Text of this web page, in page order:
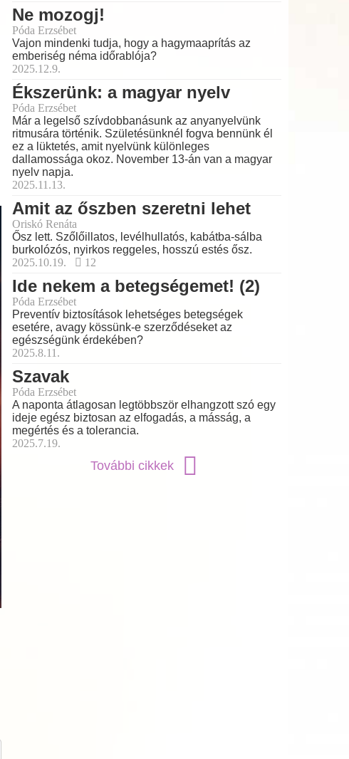
Ne mozogj!
Póda Erzsébet
Vajon mindenki tudja, hogy a hagymaaprítás az
emberiség néma időrablója?
2025.12.9.
Ékszerünk: a magyar nyelv
Póda Erzsébet
Már a legelső szívdobbanásunk az anyanyelvünk
ritmusára történik. Születésünknél fogva bennünk él
ez a lüktetés, amit nyelvünk különleges
dallamossága okoz. November 13-án van a magyar
nyelv napja.
2025.11.13.
Amit az őszben szeretni lehet
Oriskó Renáta
Ősz lett. Szőlőillatos, levélhullatós, kabátba-sálba
burkolózós, nyirkos reggeles, hosszú estés ősz.
2025.10.19.
12
Ide nekem a betegségemet! (2)
Póda Erzsébet
Preventív biztosítások lehetséges betegségek
esetére, avagy kössünk-e szerződéseket az
egészségünk érdekében?
2025.8.11.
Szavak
Póda Erzsébet
A naponta átlagosan legtöbbször elhangzott szó egy
ideje egész biztosan az elfogadás, a másság, a
megértés és a tolerancia.
2025.7.19.
További cikkek